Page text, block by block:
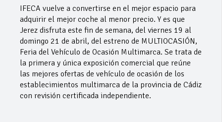
IFECA vuelve a convertirse en el mejor espacio para
adquirir el mejor coche al menor precio. Y es que
Jerez disfruta este fin de semana, del viernes 19 al
domingo 21 de abril, del estreno de MULTIOCASIÓN,
Feria del Vehículo de Ocasión Multimarca. Se trata de
la primera y única exposición comercial que reúne
las mejores ofertas de vehículo de ocasión de los
establecimientos multimarca de la provincia de Cádiz
con revisión certificada independiente.